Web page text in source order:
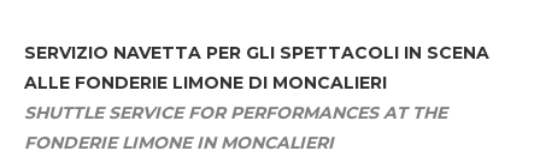
SERVIZIO NAVETTA PER GLI SPETTACOLI IN SCENA
ALLE FONDERIE LIMONE DI MONCALIERI
SHUTTLE SERVICE FOR PERFORMANCES AT THE
FONDERIE LIMONE IN MONCALIERI